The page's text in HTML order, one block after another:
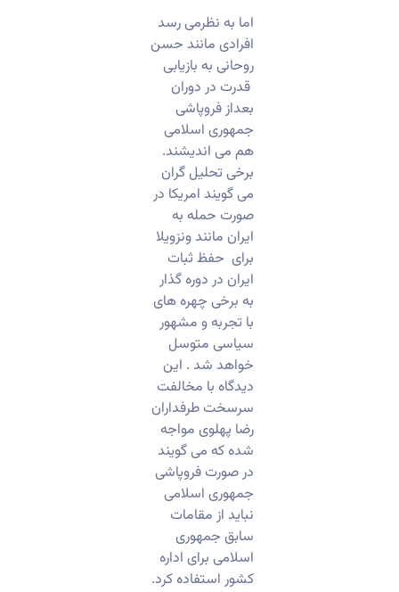
اما به نظرمی رسد
افرادی مانند حسن
روحانی به بازیابی
قدرت در دوران
بعداز فروپاشی
جمهوری اسلامی
هم می اندیشند.
برخی تحلیل گران
می گویند امریکا در
صورت حمله به
ایران مانند ونزویلا
برای حفظ ثبات
ایران در دوره گذار
به برخی چهره های
با تجربه و مشهور
سیاسی متوسل
خواهد شد . این
دیدگاه با مخالفت
سرسخت طرفداران
رضا پهلوی مواجه
شده که می گویند
در صورت فروپاشی
جمهوری اسلامی
نباید از مقامات
سابق جمهوری
اسلامی برای اداره
کشور استفاده کرد.